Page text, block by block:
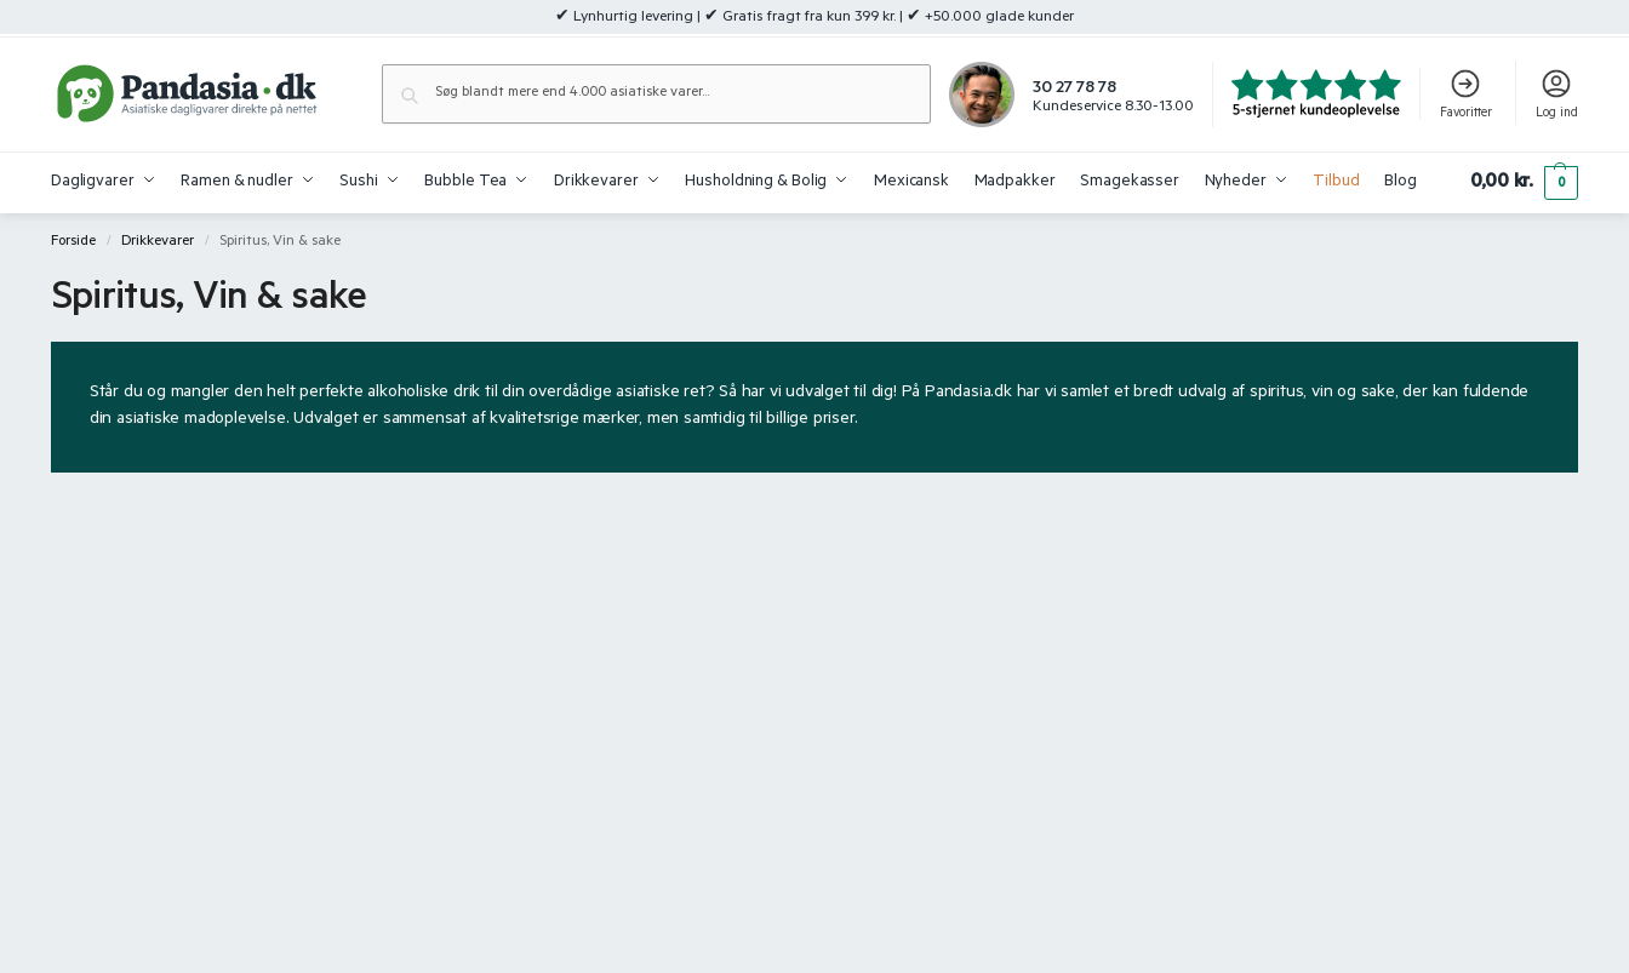
✔ Lynhurtig levering | ✔ Gratis fragt fra kun 399 kr. | ✔ +50.000 glade kunder
30 27 78 78
Kundeservice 8.30-13.00 Favoritter Log ind
Dagligvarer Ramen & nudler Sushi Bubble Tea Drikkevarer Husholdning & Bolig Mexicansk Madpakker Smagekasser Nyheder Tilbud Blog 0,00 kr. 0
Forside / Drikkevarer / Spiritus, Vin & sake
Spiritus, Vin & sake
Står du og mangler den helt perfekte alkoholiske drik til din overdådige asiatiske ret? Så har vi udvalget til dig! På Pandasia.dk har vi samlet et bredt udvalg af spiritus, vin og sake, der kan fuldende
din asiatiske madoplevelse. Udvalget er sammensat af kvalitetsrige mærker, men samtidig til billige priser.